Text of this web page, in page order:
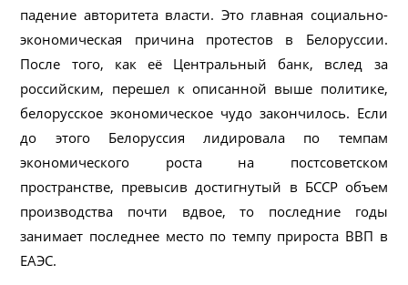
падение авторитета власти. Это главная социально-
экономическая причина протестов в Белоруссии.
После того, как её Центральный банк, вслед за
российским, перешел к описанной выше политике,
белорусское экономическое чудо закончилось. Если
до этого Белоруссия лидировала по темпам
экономического роста на постсоветском
пространстве, превысив достигнутый в БССР объем
производства почти вдвое, то последние годы
занимает последнее место по темпу прироста ВВП в
ЕАЭС.